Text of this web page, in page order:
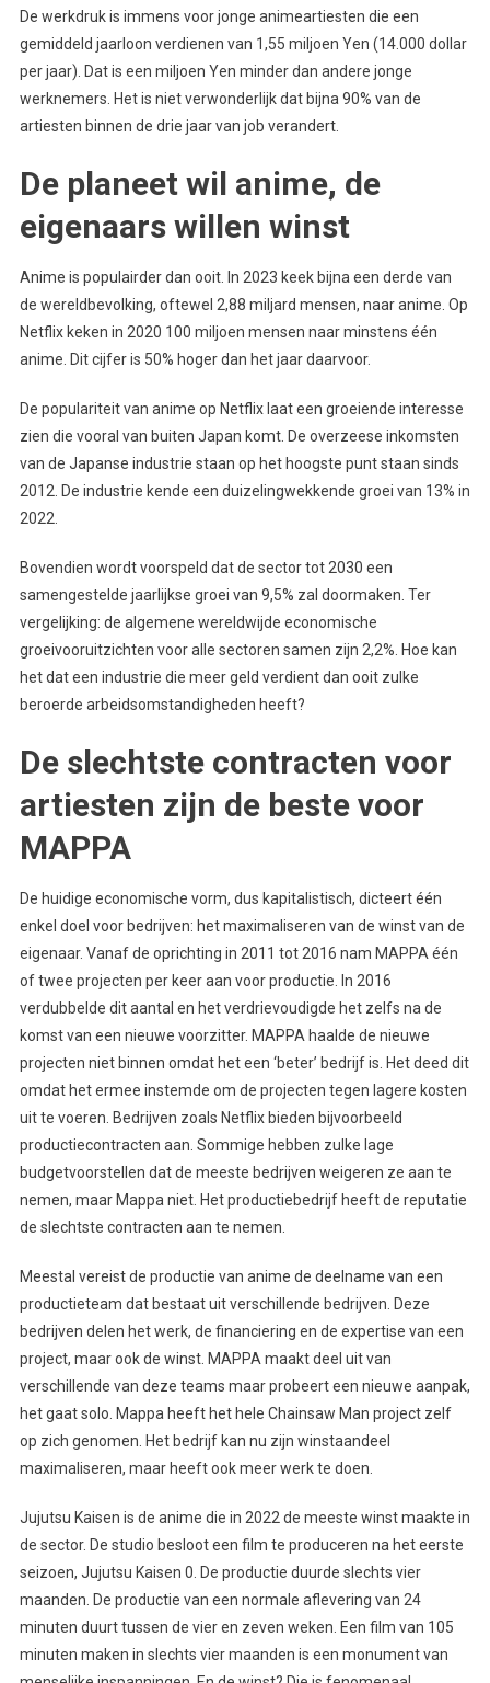
De werkdruk is immens voor jonge animeartiesten die een
gemiddeld jaarloon verdienen van 1,55 miljoen Yen (14.000 dollar
per jaar). Dat is een miljoen Yen minder dan andere jonge
werknemers. Het is niet verwonderlijk dat bijna 90% van de
artiesten binnen de drie jaar van job verandert.
De planeet wil anime, de
eigenaars willen winst
Anime is populairder dan ooit. In 2023 keek bijna een derde van
de wereldbevolking, oftewel 2,88 miljard mensen, naar anime. Op
Netflix keken in 2020 100 miljoen mensen naar minstens één
anime. Dit cijfer is 50% hoger dan het jaar daarvoor.
De populariteit van anime op Netflix laat een groeiende interesse
zien die vooral van buiten Japan komt. De overzeese inkomsten
van de Japanse industrie staan op het hoogste punt staan sinds
2012. De industrie kende een duizelingwekkende groei van 13% in
2022.
Bovendien wordt voorspeld dat de sector tot 2030 een
samengestelde jaarlijkse groei van 9,5% zal doormaken. Ter
vergelijking: de algemene wereldwijde economische
groeivooruitzichten voor alle sectoren samen zijn 2,2%. Hoe kan
het dat een industrie die meer geld verdient dan ooit zulke
beroerde arbeidsomstandigheden heeft?
De slechtste contracten voor
artiesten zijn de beste voor
MAPPA
De huidige economische vorm, dus kapitalistisch, dicteert één
enkel doel voor bedrijven: het maximaliseren van de winst van de
eigenaar. Vanaf de oprichting in 2011 tot 2016 nam MAPPA één
of twee projecten per keer aan voor productie. In 2016
verdubbelde dit aantal en het verdrievoudigde het zelfs na de
komst van een nieuwe voorzitter. MAPPA haalde de nieuwe
projecten niet binnen omdat het een ‘beter’ bedrijf is. Het deed dit
omdat het ermee instemde om de projecten tegen lagere kosten
uit te voeren. Bedrijven zoals Netflix bieden bijvoorbeeld
productiecontracten aan. Sommige hebben zulke lage
budgetvoorstellen dat de meeste bedrijven weigeren ze aan te
nemen, maar Mappa niet. Het productiebedrijf heeft de reputatie
de slechtste contracten aan te nemen.
Meestal vereist de productie van anime de deelname van een
productieteam dat bestaat uit verschillende bedrijven. Deze
bedrijven delen het werk, de financiering en de expertise van een
project, maar ook de winst. MAPPA maakt deel uit van
verschillende van deze teams maar probeert een nieuwe aanpak,
het gaat solo. Mappa heeft het hele Chainsaw Man project zelf
op zich genomen. Het bedrijf kan nu zijn winstaandeel
maximaliseren, maar heeft ook meer werk te doen.
Jujutsu Kaisen is de anime die in 2022 de meeste winst maakte in
de sector. De studio besloot een film te produceren na het eerste
seizoen, Jujutsu Kaisen 0. De productie duurde slechts vier
maanden. De productie van een normale aflevering van 24
minuten duurt tussen de vier en zeven weken. Een film van 105
minuten maken in slechts vier maanden is een monument van